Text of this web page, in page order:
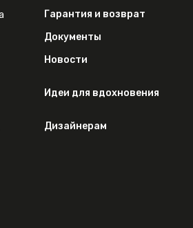
Гарантия и возврат
Документы
Новости
Идеи для вдохновения
Дизайнерам